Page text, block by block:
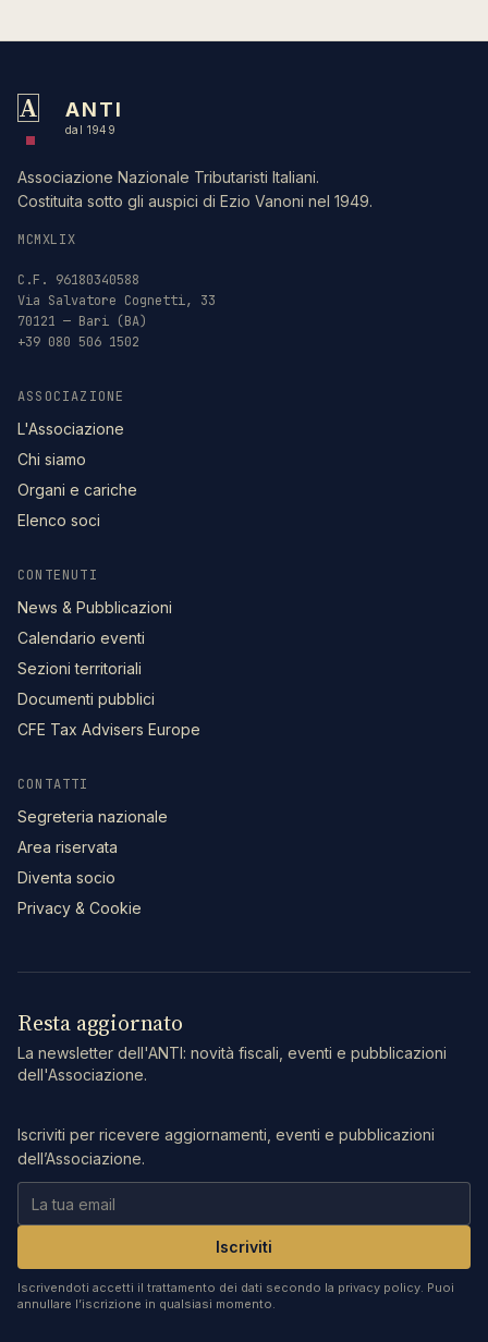
A ANTI
dal 1949
Associazione Nazionale Tributaristi Italiani.
Costituita sotto gli auspici di Ezio Vanoni nel 1949.
MCMXLIX
C.F. 96180340588
Via Salvatore Cognetti, 33
70121 — Bari (BA)
+39 080 506 1502
ASSOCIAZIONE
L'Associazione
Chi siamo
Organi e cariche
Elenco soci
CONTENUTI
News & Pubblicazioni
Calendario eventi
Sezioni territoriali
Documenti pubblici
CFE Tax Advisers Europe
CONTATTI
Segreteria nazionale
Area riservata
Diventa socio
Privacy & Cookie
Resta aggiornato
La newsletter dell'ANTI: novità fiscali, eventi e pubblicazioni
dell'Associazione.
Iscriviti per ricevere aggiornamenti, eventi e pubblicazioni
dell’Associazione.
Iscriviti
Iscrivendoti accetti il trattamento dei dati secondo la privacy policy. Puoi
annullare l’iscrizione in qualsiasi momento.